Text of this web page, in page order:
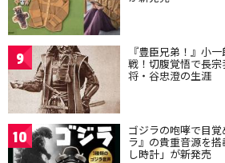
9 『豊臣兄弟！』小
戦！切腹覚悟で長
将・谷忠澄の生涯
10 ゴジラの咆哮で目
ラ』の貴重音源を
し時計」が新発売